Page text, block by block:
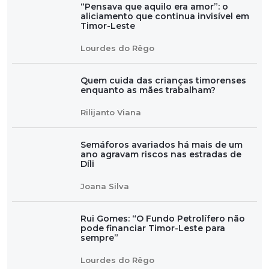
“Pensava que aquilo era amor”: o
aliciamento que continua invisível em
Timor-Leste
Lourdes do Rêgo
Quem cuida das crianças timorenses
enquanto as mães trabalham?
Rilijanto Viana
Semáforos avariados há mais de um
ano agravam riscos nas estradas de
Díli
Joana Silva
Rui Gomes: “O Fundo Petrolífero não
pode financiar Timor-Leste para
sempre”
Lourdes do Rêgo